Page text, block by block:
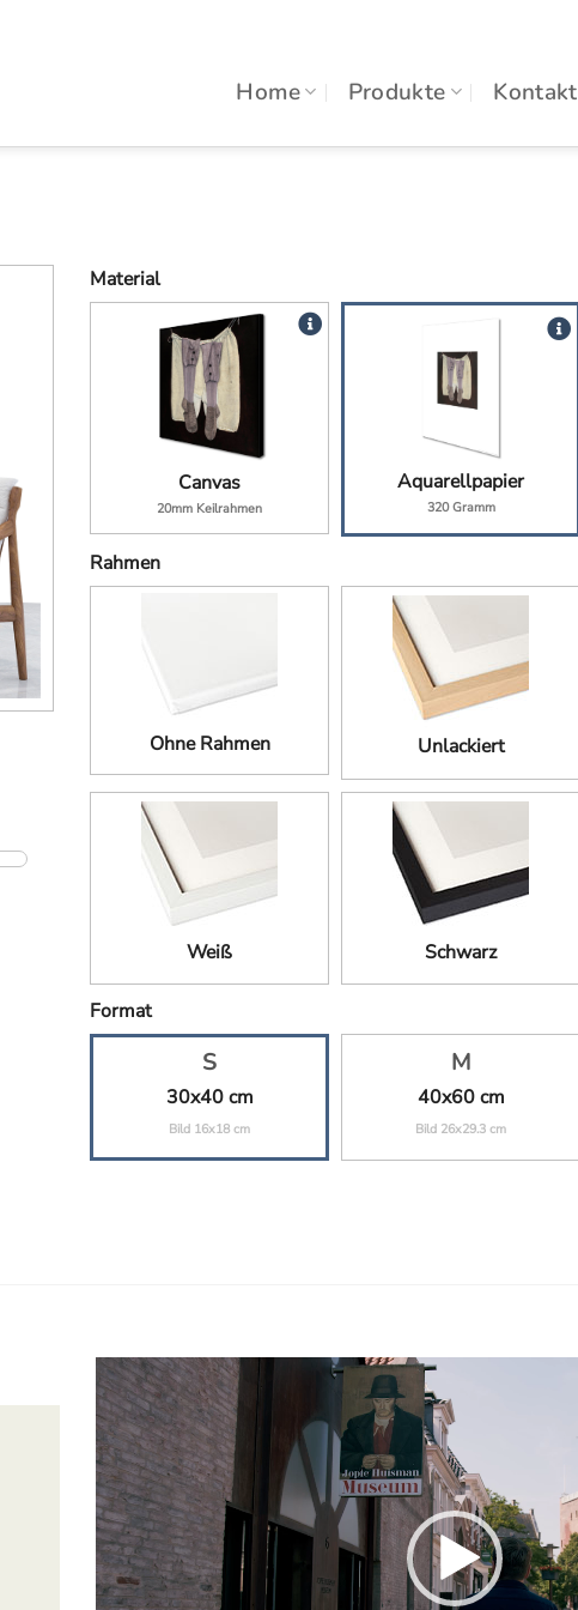
Home Produkte Kontakt
Material
Canvas
20mm Keilrahmen
Aquarellpapier
320 Gramm
Rahmen
Ohne Rahmen Unlackiert
Weiß Schwarz
Format
S
30x40 cm
Bild 16x18 cm
M
40x60 cm
Bild 26x29.3 cm
Video-
Player